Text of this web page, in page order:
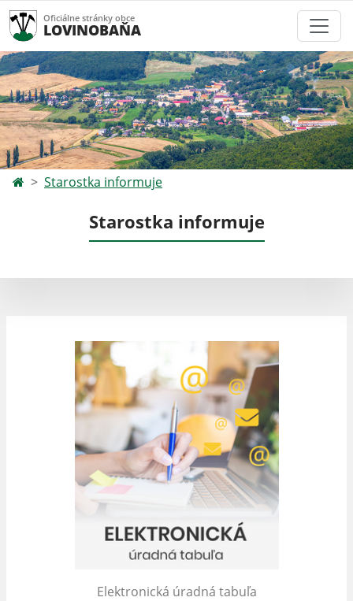
Oficiálne stránky obce
LOVINOBAŇA
Starostka informuje
Starostka informuje
Elektronická úradná tabuľa